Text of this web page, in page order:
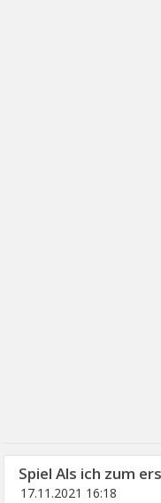
Spiel Als ich zum
17.11.2021 16:18